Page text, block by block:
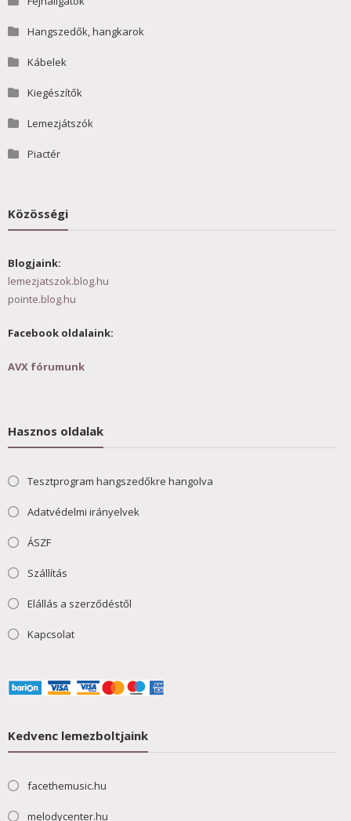
Hangszedők, hangkarok
Kábelek
Kiegészítők
Lemezjátszók
Piactér
Közösségi
Blogjaink:
lemezjatszok.blog.hu
pointe.blog.hu
Facebook oldalaink:
AVX fórumunk
Hasznos oldalak
Tesztprogram hangszedőkre hangolva
Adatvédelmi irányelvek
ÁSZF
Szállítás
Elállás a szerződéstől
Kapcsolat
Kedvenc lemezboltjaink
facethemusic.hu
melodycenter.hu